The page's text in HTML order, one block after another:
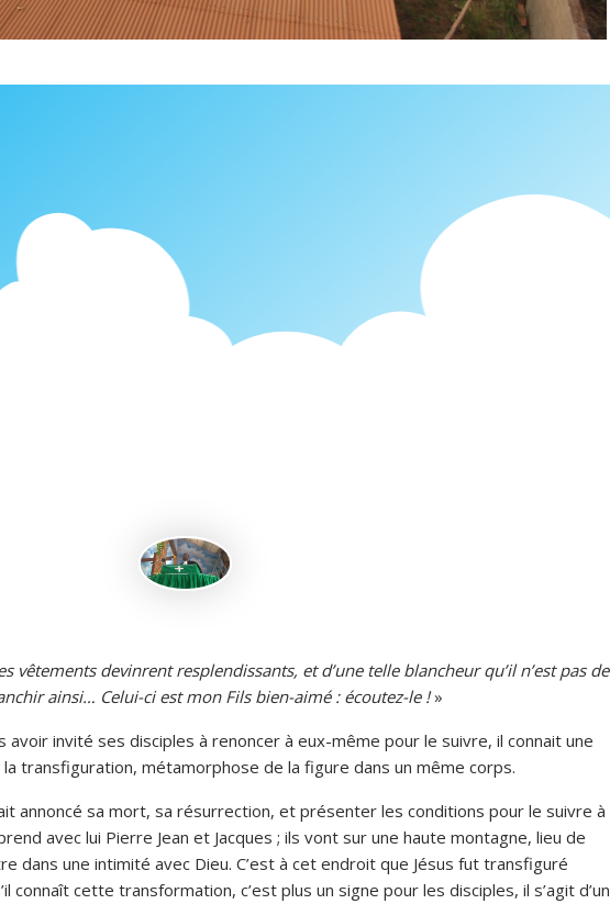
vêtements devinrent resplendissants, et d’une telle blancheur qu’il n’est pas de
ainsi… Celui-ci est mon Fils bien-aimé : écoutez-le !»
avoir invité ses disciples à renoncer à eux-même pour le suivre, il connait une
transfiguration, métamorphose de la figure dans un même corps.
annoncé sa mort, sa résurrection, et présenter les conditions pour le suivre à
avec lui Pierre Jean et Jacques ; ils vont sur une haute montagne, lieu de
dans une intimité avec Dieu. C’est à cet endroit que Jésus fut transfiguré
connaît cette transformation, c’est plus un signe pour les disciples, il s’agit d’un